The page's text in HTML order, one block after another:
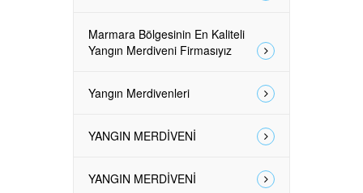
Marmara Bölgesinin En Kaliteli
Yangın Merdiveni Firmasıyız
Yangın Merdivenleri
YANGIN MERDİVENİ
YANGIN MERDİVENİ